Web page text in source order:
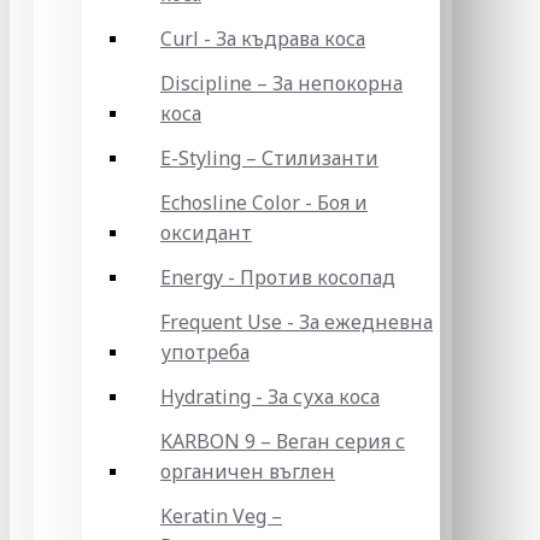
Curl - За къдрава коса
Discipline – За непокорна
коса
E-Styling – Стилизанти
Echosline Color - Боя и
оксидант
Energy - Против косопад
Frequent Use - За ежедневна
употреба
Hydrating - За суха коса
KARBON 9 – Веган серия с
органичен въглен
Keratin Veg –